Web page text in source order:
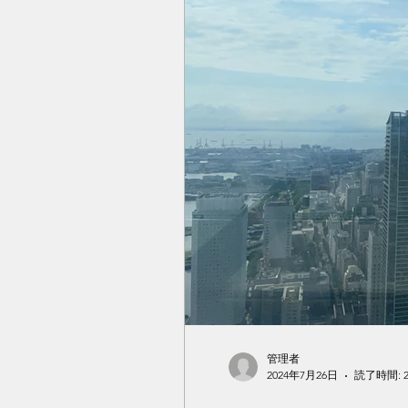
管理者
2024年7月26日
読了時間: